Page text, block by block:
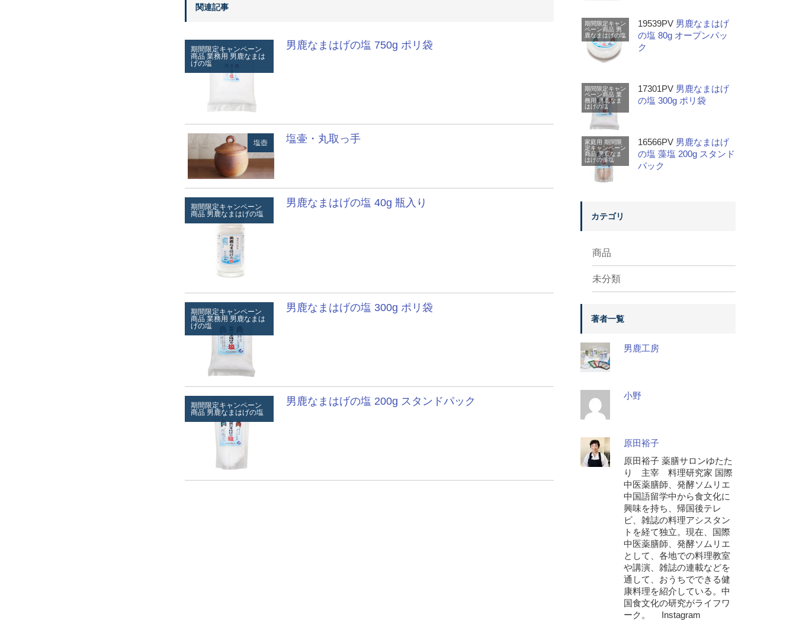
関連記事
期間限定キャンペーン
商品 業務用 男鹿なまは
げの塩
男鹿なまはげの塩 750g ポリ袋
塩壺 塩壷・丸取っ手
期間限定キャンペーン
商品 男鹿なまはげの塩
男鹿なまはげの塩 40g 瓶入り
期間限定キャンペーン
商品 業務用 男鹿なまは
げの塩
男鹿なまはげの塩 300g ポリ袋
期間限定キャンペーン
商品 男鹿なまはげの塩
男鹿なまはげの塩 200g スタンドパック
期間限定キャン
ペーン商品 男
鹿なまはげの塩
19539PV 男鹿なまはげ
の塩 80g オープンパッ
ク
期間限定キャン
ペーン商品 業
務用 男鹿なま
はげの塩
17301PV 男鹿なまはげ
の塩 300g ポリ袋
家庭用 期間限
定キャンペーン
商品 男鹿なま
はげの藻塩
16566PV 男鹿なまはげ
の塩 藻塩 200g スタンド
パック
カテゴリ
商品
未分類
著者一覧
男鹿工房
小野
原田裕子
原田裕子 薬膳サロンゆたた
り 主宰 料理研究家 国際
中医薬膳師、発酵ソムリエ
中国語留学中から食文化に
興味を持ち、帰国後テレ
ビ、雑誌の料理アシスタン
トを経て独立。現在、国際
中医薬膳師、発酵ソムリエ
として、各地での料理教室
や講演、雑誌の連載などを
通して、おうちでできる健
康料理を紹介している。中
国食文化の研究がライフワ
ーク。 Instagram